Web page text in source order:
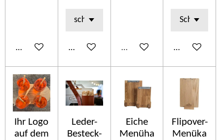
In den WarenkorbIn den WarenkorbAusverkauft In den
Ihr Logo
auf dem
Leder-
Besteck-
Eiche
Menüha
Flipover-
Menüka